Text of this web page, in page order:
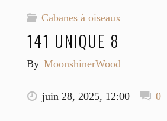
Cabanes à oiseaux
141 UNIQUE 8
By MoonshinerWood
juin 28, 2025, 12:00 0